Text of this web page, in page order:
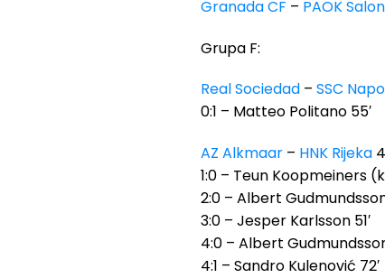
Granada CF – PAOK
Grupa F:
Real Sociedad – SSC
0:1 – Matteo Politano 55′
AZ Alkmaar – HNK Rijeka
1:0 – Teun Koopmeiners
2:0 – Albert
3:0 – Jesper Karlsson 51′
4:0 – Albert
4:1 – Sandro Kulenović 72′